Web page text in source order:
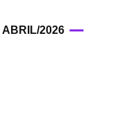
ABRIL/2026